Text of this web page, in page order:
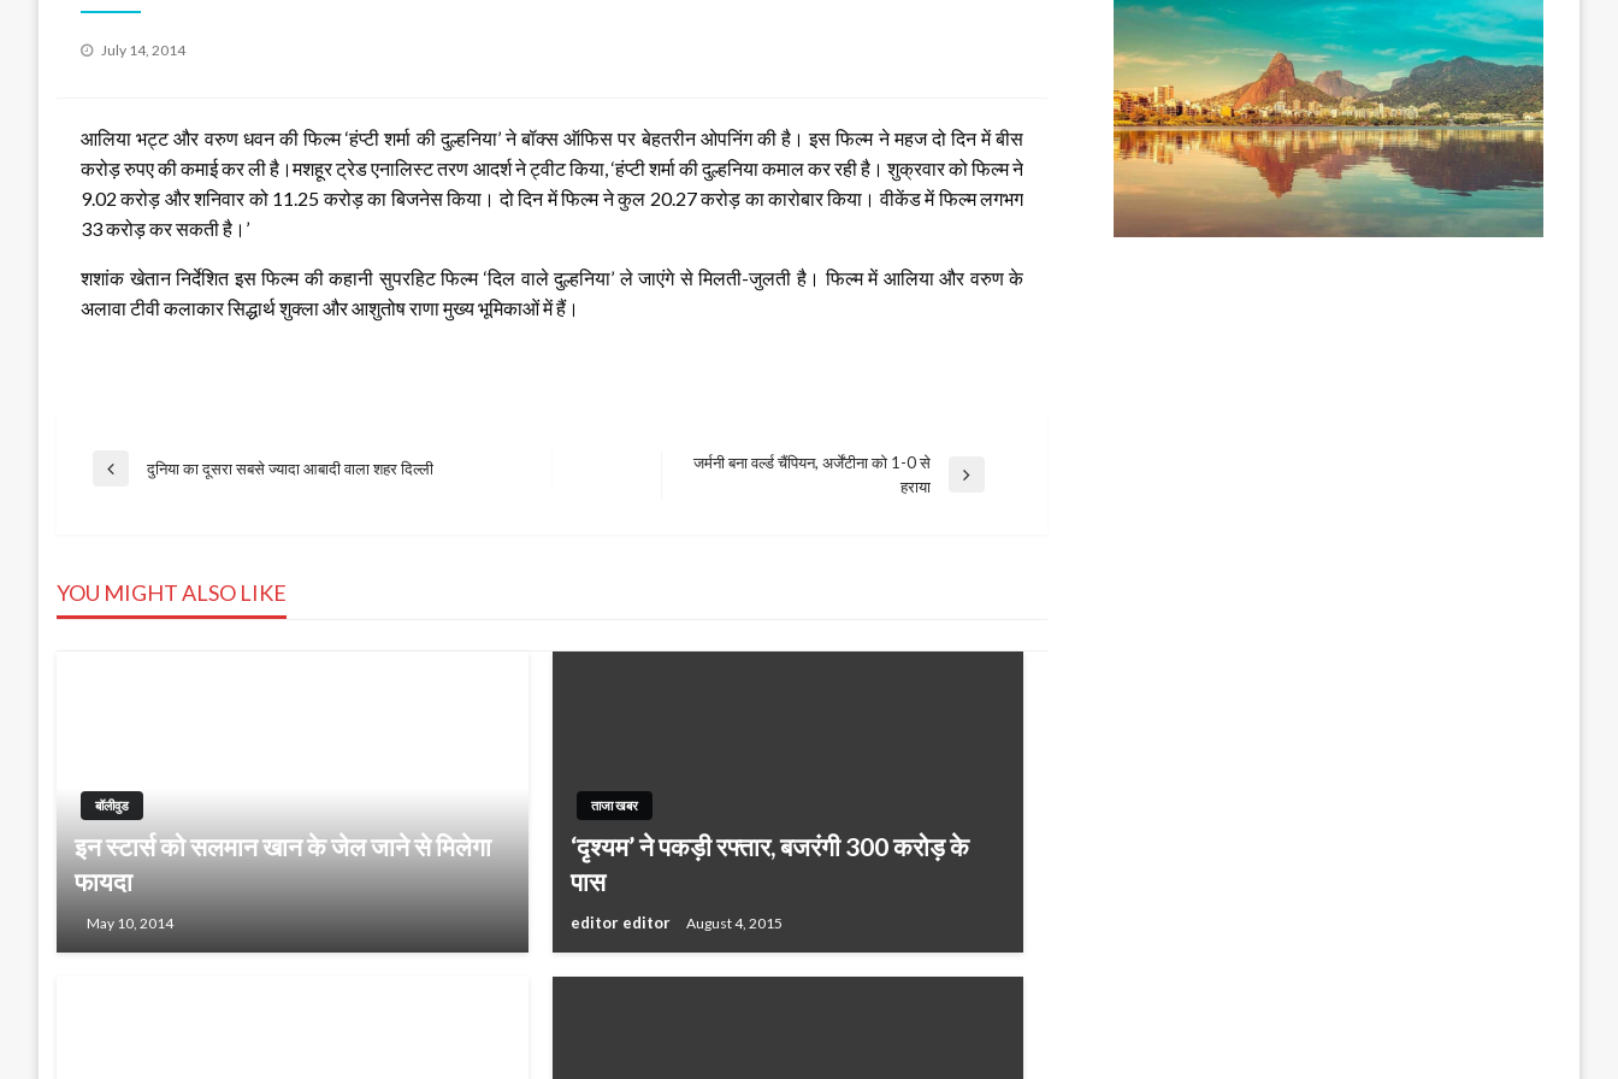
Posted
July 14, 2014
आलिया भट्ट और वरुण धवन की फिल्म ‘हंप्टी शर्मा की दुल्हनिया’ ने बॉक्स ऑफिस पर बेहतरीन ओपनिंग की है। इस फिल्म ने महज दो दिन में बीस
करोड़ रुपए की कमाई कर ली है।मशहूर ट्रेड एनालिस्ट तरण आदर्श ने ट्वीट किया, ‘हंप्टी शर्मा की दुल्हनिया कमाल कर रही है। शुक्रवार को फिल्म ने
9.02 करोड़ और शनिवार को 11.25 करोड़ का बिजनेस किया। दो दिन में फिल्म ने कुल 20.27 करोड़ का कारोबार किया। वीकेंड में फिल्म लगभग
33 करोड़ कर सकती है।’
शशांक खेतान निर्देशित इस फिल्म की कहानी सुपरहिट फिल्म ‘दिल वाले दुल्हनिया’ ले जाएंगे से मिलती-जुलती है। फिल्म में आलिया और वरुण के
अलावा टीवी कलाकार सिद्धार्थ शुक्ला और आशुतोष राणा मुख्य भूमिकाओं में हैं।
Post
Previous
दुनिया का दूसरा सबसे ज्‍यादा आबादी वाला शहर दिल्‍ली
जर्मनी बना वर्ल्ड चैंपियन, अर्जेंटीना को 1-0 से
हराया
YOU MIGHT ALSO LIKE
बॉलीवुड
इन स्टार्स को सलमान खान के जेल जाने से मिलेगा
फायदा
May 10, 2014
ताजा खबर
‘दृश्यम’ ने पकड़ी रफ्तार, बजरंगी 300 करोड़ के
पास
editor editor August 4, 2015